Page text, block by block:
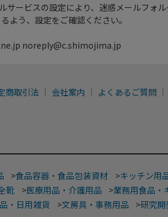
サービスの設定により、迷惑メールフォ
よう、設定をご確認ください。
noreply@c.shimojima.jp
商取引法 会社案内 よくあるご質問
>食品容器・食品包装資材 >キッチン用
靴 >医療用品・介護用品 >業務用食品・
・日用雑貨 >文房具・事務用品 >研究開